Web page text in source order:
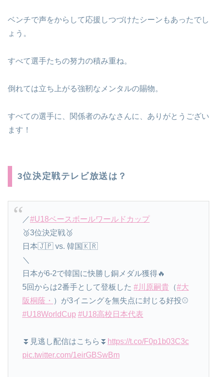
ベンチで声をからして応援しつづけたシーンもあったでし
ょう。
すべて選手たちの努力の積み重ね。
倒れては立ち上がる強靭なメンタルの賜物。
すべての選手に、関係者のみなさんに、ありがとうござい
ます！
3位決定戦テレビ放送は？
／#U18ベースボールワールドカップ
🥉3位決定戦🥉
日本🇯🇵 vs. 韓国🇰🇷
＼
日本が6-2で韓国に快勝し銅メダル獲得🔥
5回からは2番手として登板した #川原嗣貴 （#大
阪桐蔭・ ）が3イニングを無失点に封じる好投⚾️
#U18WorldCup #U18高校日本代表
⏬見逃し配信はこちら⏬ https://t.co/F0p1b03C3c
pic.twitter.com/1eirGBSwBm